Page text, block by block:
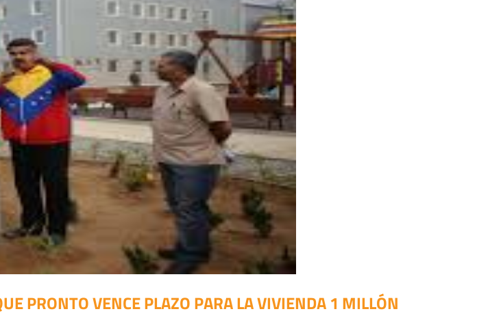
PRONTO VENCE PLAZO PARA LA VIVIENDA 1 MILLÓN